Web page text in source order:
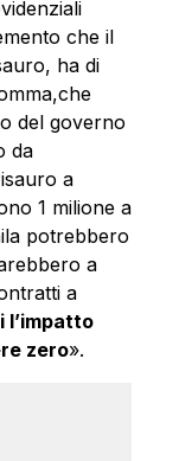
che il
ha di
del governo
da
a
1 milione a
potrebbero
a
a
l’impatto
zero».